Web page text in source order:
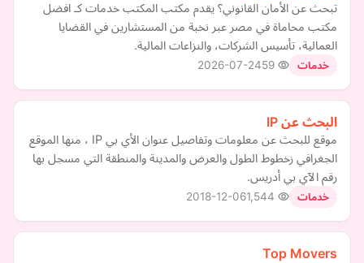
تبحث عن الأمان القانوني؟ يقدم مكتب المكتب خدمات كـ افضل
مكتب محاماة في مصر عبر نخبة من المستشارين في القضايا
العمالية، تأسيس الشركات، والنزاعات المالية.
خدمات 2026-07-24
البحث عن IP
موقع للبحث عن معلومات وتفاصيل عنوان الأي بي IP ، منها الموقع
الجغرافي زخطوط الطول والعرض والمدينة والمنطقة التي مسجل بها
رقم الآي بي أدريس.
خدمات 2018-12-06
Top Movers